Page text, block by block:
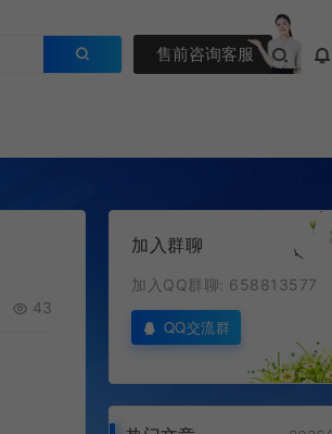
售前咨询客服
43
加入群聊
加入QQ群聊: 658813577
QQ交流群